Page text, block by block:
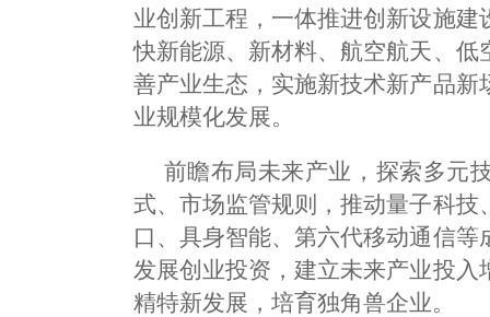
业创新工程，一体推进创新设施
快新能源、新材料、航空航天、
善产业生态，实施新技术新产品
业规模化发展。
前瞻布局未来产业，探索多元
式、市场监管规则，推动量子科
口、具身智能、第六代移动通信
发展创业投资，建立未来产业投
精特新发展，培育独角兽企业。